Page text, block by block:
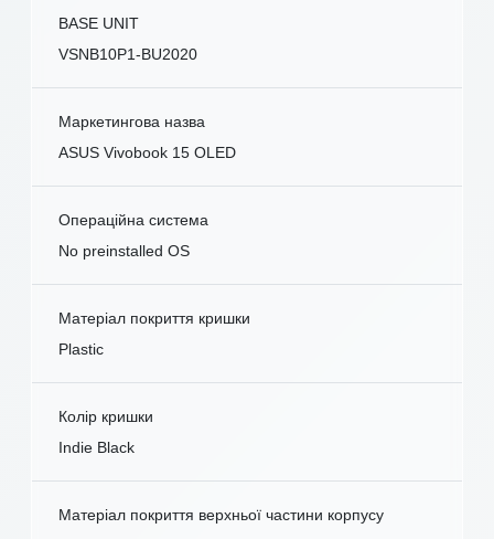
BASE UNIT
VSNB10P1-BU2020
Маркетингова назва
ASUS Vivobook 15 OLED
Операційна система
No preinstalled OS
Матеріал покриття кришки
Plastic
Колір кришки
Indie Black
Матеріал покриття верхньої частини корпусу